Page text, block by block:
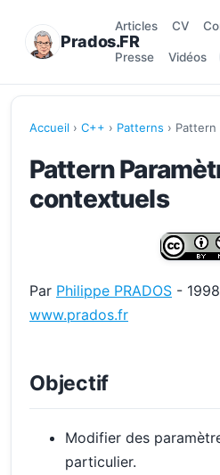
Prados.FR
Articles CV
Presse Vidéos
Accueil › C++ › Patterns ›
Pattern
contextuels
Par Philippe PRADOS - 1998
www.prados.fr
Objectif
Modifier des
particulier.